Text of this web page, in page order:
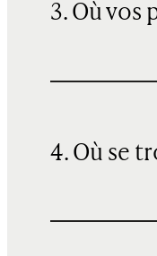
3. Où vos
4. Où se